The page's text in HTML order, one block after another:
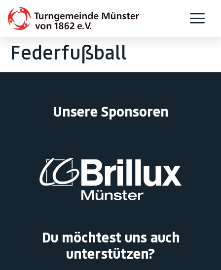
Federfußball
Unsere Sponsoren
Du möchtest uns auch
unterstützen?